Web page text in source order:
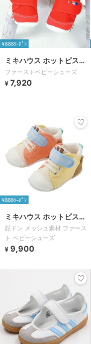
¥888ｸｰﾎﾟﾝ
ミキハウス ホットビスケ
ッツ
ファーストベビーシューズ
¥ 7,920
¥888ｸｰﾎﾟﾝ
ミキハウス ホットビスケ
ッツ
顔ドン メッシュ素材 ファース
ト ベビーシューズ
¥ 9,900